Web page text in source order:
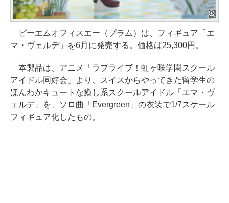
ピーエムオフィスエー（プラム）は、フィギュア「エ
マ・ヴェルデ」を6月に発売する。価格は25,300円。
本製品は、アニメ「ラブライブ！虹ヶ咲学園スクール
アイドル同好会」より、スイスからやってきた留学生の
ほんわかキュートな癒し系スクールアイドル「エマ・ヴ
ェルデ」を、ソロ曲「Evergreen」の衣装で1/7スケール
フィギュア化したもの。